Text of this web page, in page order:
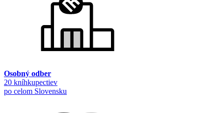
Osobný odber
20 kníhkupectiev
po celom Slovensku